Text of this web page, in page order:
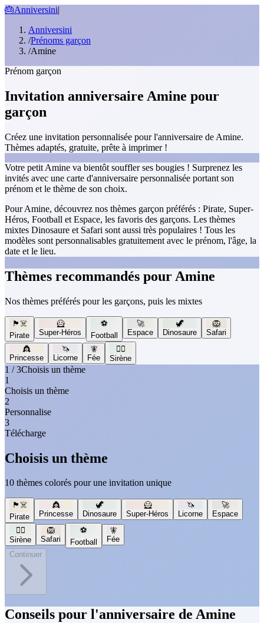
🎂Anniversini|
Anniversini
/Prénoms garçon
/Amine
Prénom garçon
Invitation anniversaire Amine pour
garçon
Créez une invitation personnalisée pour l'anniversaire de Amine.
Thèmes adaptés, gratuite, prête à imprimer !
Votre petit Amine va bientôt souffler ses bougies ! Surprenez les
invités avec une carte d'anniversaire personnalisée portant son
prénom et le thème de son choix.
Pour Amine, découvrez nos thèmes garçon préférés : Pirate, Super-
Héros, Football et Espace, les favoris des garçons. Les thèmes
mixtes Dinosaure et Safari sont aussi très populaires ! Tous les
modèles sont personnalisables gratuitement avec le prénom, l'âge, la
date et le lieu.
Thèmes recommandés pour Amine
Nos thèmes préférés pour les garçons, puis les mixtes
🏴‍☠️
Pirate
🦸
Super-Héros
⚽
Football
🚀
Espace
🦖
Dinosaure
🦁
Safari
👸
Princesse
🦄
Licorne
🧚
Fée
🧜‍♀️
Sirène
1 / 3Choisis un thème
1
Choisis un thème
2
Personnalise
3
Télécharge
Choisis un thème
10 thèmes colorés pour une invitation unique
🏴‍☠️
Pirate
👸
Princesse
🦖
Dinosaure
🦸
Super-Héros
🦄
Licorne
🚀
Espace
🧜‍♀️
Sirène
🦁
Safari
⚽
Football
🧚
Fée
Continuer
Conseils pour l'anniversaire de Amine